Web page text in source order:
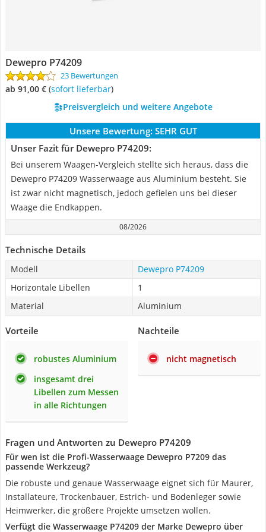
Dewepro P74209
23 Bewertungen
ab 91,00 € ( Sofort lieferbar)
Preisvergleich und weitere Angebote
Unsere Bewertung: SEHR GUT
Unser Fazit für Dewepro P74209:
Bei unserem Waagen-Vergleich stellte sich heraus, dass die
Dewepro P74209 Wasserwaage aus Aluminium besteht. Sie
ist zwar nicht magnetisch, jedoch gefielen uns bei dieser
Waage die Endkappen.
08/2026
Technische Details
Modell
Dewepro P74209
Horizontale Libellen
1
Material
Aluminium
Vorteile
robustes Aluminium
insgesamt drei
Libellen zum Messen
in alle Richtungen
Nachteile
nicht magnetisch
Fragen und Antworten zu Dewepro P74209
Für wen ist die Profi-Wasserwaage Dewepro P7209 das
passende Werkzeug?
Die robuste und genaue Wasserwaage eignet sich für Maurer,
Installateure, Trockenbauer, Estrich- und Bodenleger sowie
Heimwerker, die größere Projekte umsetzen wollen.
Verfügt die Wasserwaage P74209 der Marke Dewepro über